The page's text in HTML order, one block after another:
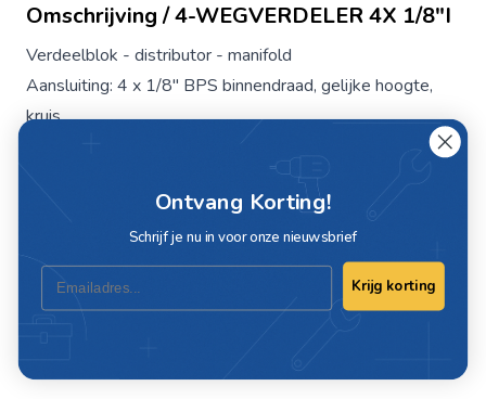
Omschrijving / 4-WEGVERDELER 4X 1/8"I
Verdeelblok - distributor - manifold
Aansluiting: 4 x 1/8" BPS binnendraad, gelijke hoogte,
kruis
Specificaties
Artikelnummer
Ontvang Korting!
Schrijf je nu in voor onze nieuwsbrief
Email
Krijg korting